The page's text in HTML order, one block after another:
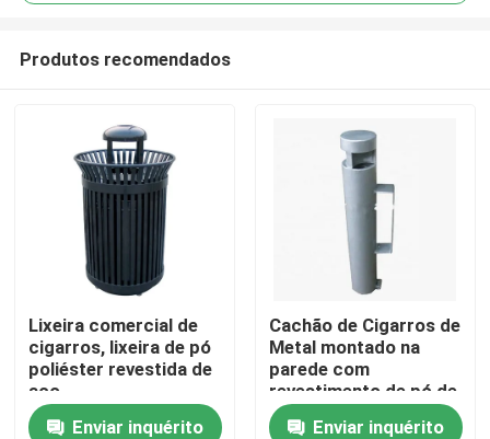
Para casa
Produtos
Sobre nós
Produtos recomendados
Lixeira comercial de
cigarros, lixeira de pó
poliéster revestida de
aço
Enviar inquérito
Cachão de Cigarros de
Metal montado na
parede com
revestimento de pó de
pulverização de zinco
Enviar inquérito